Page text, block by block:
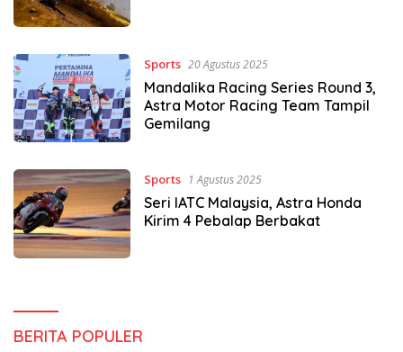
Sports 20 Agustus 2025
Mandalika Racing Series Round 3,
Astra Motor Racing Team Tampil
Gemilang
Sports 1 Agustus 2025
Seri IATC Malaysia, Astra Honda
Kirim 4 Pebalap Berbakat
BERITA POPULER